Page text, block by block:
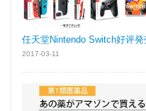
任天堂Nintendo Switch好评
2017-03-11